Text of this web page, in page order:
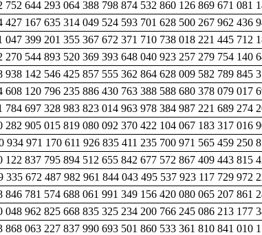
644 293 064 388 798 874 532 860 126 869 671 081
167 635 314 049 524 593 701 628 500 267 962 436
399 201 355 367 672 371 710 738 018 221 445 712
544 893 520 369 393 648 040 923 257 279 754 140
142 546 425 857 555 362 864 628 009 582 789 845
120 796 235 886 430 763 388 588 680 378 079 017
697 328 983 823 014 963 978 384 987 221 689 274
905 015 819 080 092 370 422 104 067 183 317 016
971 170 611 926 835 411 235 700 971 565 459 250
837 795 894 512 655 842 677 572 867 409 443 815
672 487 982 961 844 043 495 537 923 117 729 972
781 574 688 061 991 349 156 420 080 065 207 861
962 825 668 835 325 234 200 766 245 086 213 177
063 227 837 990 693 501 860 533 361 810 841 010